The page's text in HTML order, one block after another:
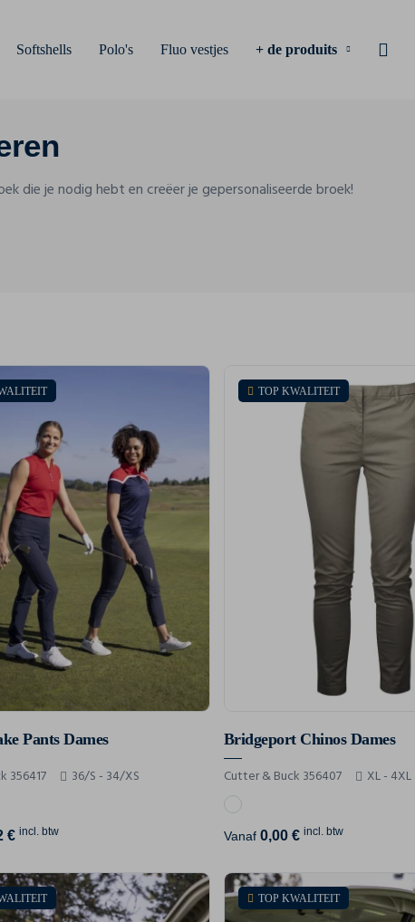
Softshells Polo's Fluo vestjes + de produits
die je nodig hebt en creëer je gepersonaliseerde broek!
Pants Dames
356417 36/S - 34/XS
€ incl. btw
TOP KWALITEIT
Bridgeport Chinos Dames
Cutter & Buck 356407 XL - 4XL
Vanaf 0,00 € incl. btw
TOP KWALITEIT